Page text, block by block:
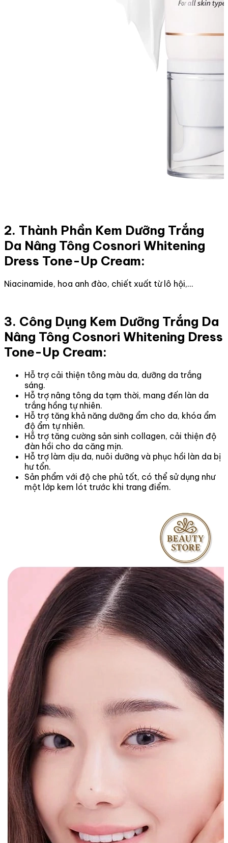
2. Thành Phần Kem Dưỡng Trắng
Da Nâng Tông Cosnori Whitening
Dress Tone-Up Cream:
Niacinamide, hoa anh đào, chiết xuất từ lô hội,...
3. Công Dụng Kem Dưỡng Trắng Da
Nâng Tông Cosnori Whitening Dress
Tone-Up Cream:
Hỗ trợ cải thiện tông màu da, dưỡng da trắng
sáng.
Hỗ trợ nâng tông da tạm thời, mang đến làn da
trắng hồng tự nhiên.
Hỗ trợ tăng khả năng dưỡng ẩm cho da, khóa ẩm
độ ẩm tự nhiên.
Hỗ trợ tăng cường sản sinh collagen, cải thiện độ
đàn hồi cho da căng mịn.
Hỗ trợ làm dịu da, nuôi dưỡng và phục hồi làn da bị
hư tổn.
Sản phẩm với độ che phủ tốt, có thể sử dụng như
một lớp kem lót trước khi trang điểm.